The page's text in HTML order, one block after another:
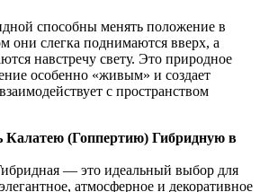
способны менять положение в
они слегка поднимаются вверх, а
навстречу свету. Это природное
особенно «живым» и создает
с пространством
Калатею (Гоппертию) Гибридную в
— это идеальный выбор для
атмосферное и декоративное